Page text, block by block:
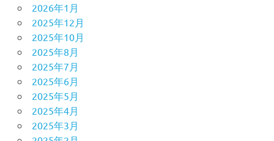
2026年1月
2025年12月
2025年10月
2025年8月
2025年7月
2025年6月
2025年5月
2025年4月
2025年3月